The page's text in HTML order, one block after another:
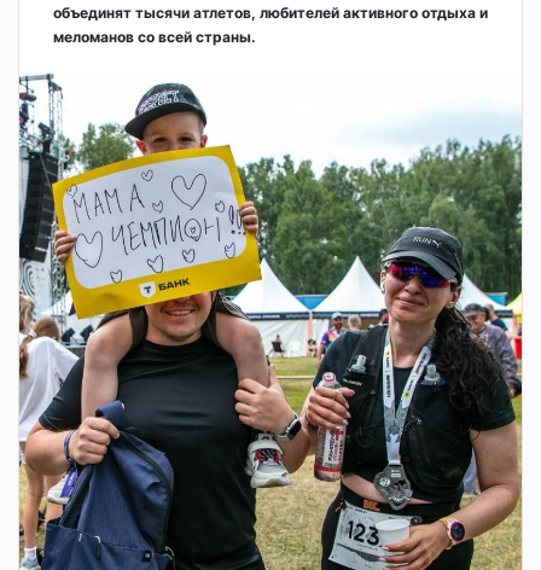
объединят тысячи атлетов, любителей активного отдыха и
меломанов со всей страны.